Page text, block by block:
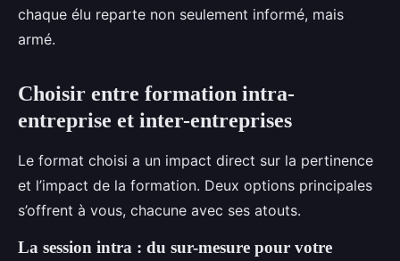
chaque élu reparte non seulement informé, mais
armé.
Choisir entre formation intra-
entreprise et inter-entreprises
Le format choisi a un impact direct sur la pertinence
et l’impact de la formation. Deux options principales
s’offrent à vous, chacune avec ses atouts.
La session intra : du sur-mesure pour votre